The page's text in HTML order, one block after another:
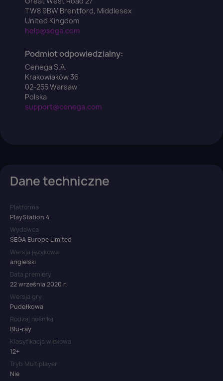
TW8 9BW Brentford, Middlesex
United Kingdom
help@sega.com
Podmiot odpowiedzialny:
Cenega S.A.
Krakowiaków 36
02-255 Warsaw
Polska
support@cenega.com
Dane techniczne
Platforma
PlayStation 4
Wydawca
SEGA Europe Limited
Wersja językowa
angielski
Data premiery
22 września 2020 r.
Wersja gry
Pudełkowa
Rodzaj nośnika
Blu-ray
Klasyfikacja wiekowa
12+
Tryb Multiplayer
Nie
You need to be logged in to save products in your
wish list.
Anuluj